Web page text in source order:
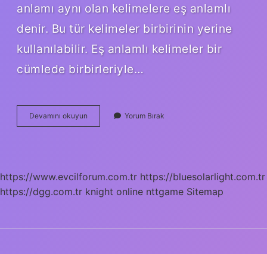
anlamı aynı olan kelimelere eş anlamlı
denir. Bu tür kelimeler birbirinin yerine
kullanılabilir. Eş anlamlı kelimeler bir
cümlede birbirleriyle…
Devamını okuyun
Kelimesinin
Yorum Bırak
https://www.evcilforum.com.tr https://bluesolarlight.com.tr
https://dgg.com.tr knight online nttgame Sitemap